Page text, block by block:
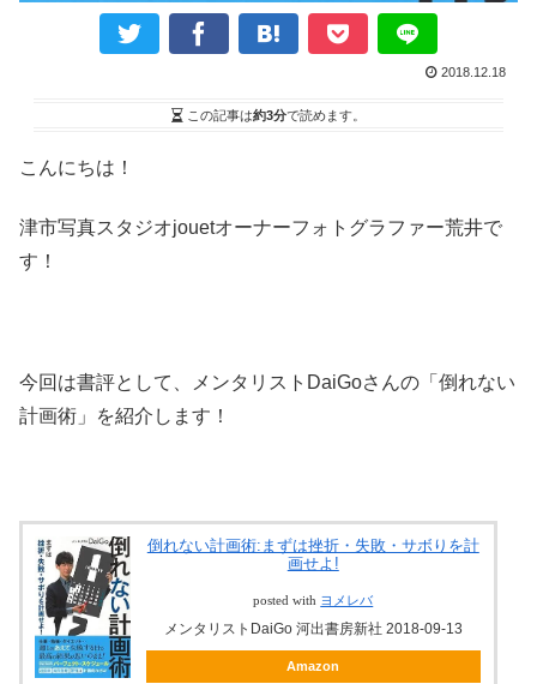
2018.12.18
この記事は約3分で読めます。
こんにちは！
津市写真スタジオjouetオーナーフォトグラファー荒井で
す！
今回は書評として、メンタリストDaiGoさんの「倒れない
計画術」を紹介します！
倒れない計画術:まずは挫折・失敗・サボりを計
画せよ!
posted with ヨメレバ
メンタリストDaiGo 河出書房新社 2018-09-13
Amazon